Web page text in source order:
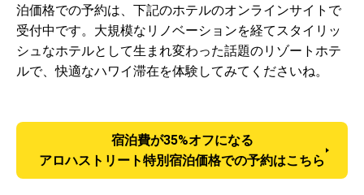
泊価格での予約は、下記のホテルのオンラインサイトで
受付中です。大規模なリノベーションを経てスタイリッ
シュなホテルとして生まれ変わった話題のリゾートホテ
ルで、快適なハワイ滞在を体験してみてくださいね。
宿泊費が35%オフになる
アロハストリート特別宿泊価格での予約はこちら